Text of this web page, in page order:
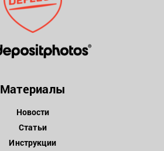
Материалы
Новости
Статьи
Инструкции